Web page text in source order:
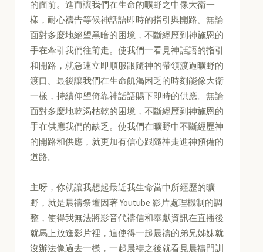
的面前。進而讓我們在生命的曠野之中像大衛一
樣，耐心禱告等候神話語即時的指引與開路。無論
面對多麼地絕望黑暗的困境，不斷經歷到神施恩的
手在牽引我們往前走。使我們一看見神話語的指引
和開路，就急速立即順服跟隨神的帶領渡過曠野的
渡口。最後讓我們在生命飢渴困乏的時刻能像大衛
一樣，持續仰望倚靠神話語賜下即時的供應。無論
面對多麼地乾渴枯乾的困境，不斷經歷到神施恩的
手在供應我們的缺乏。使我們在曠野中不斷經歷神
的開路和供應，就更加有信心跟隨神走進神預備的
道路。
主呀，你就讓我想起最近我生命當中所經歷的曠
野，就是晨禱祭壇因著 Youtube 影片處理機制的調
整，使得我無法將影音代禱信和奉獻資訊在直播後
就馬上放進影片裡，這使得一起晨禱的弟兄姊妹就
沒辦法像過去一樣，一起晨禱之後就看見晨禱門訓